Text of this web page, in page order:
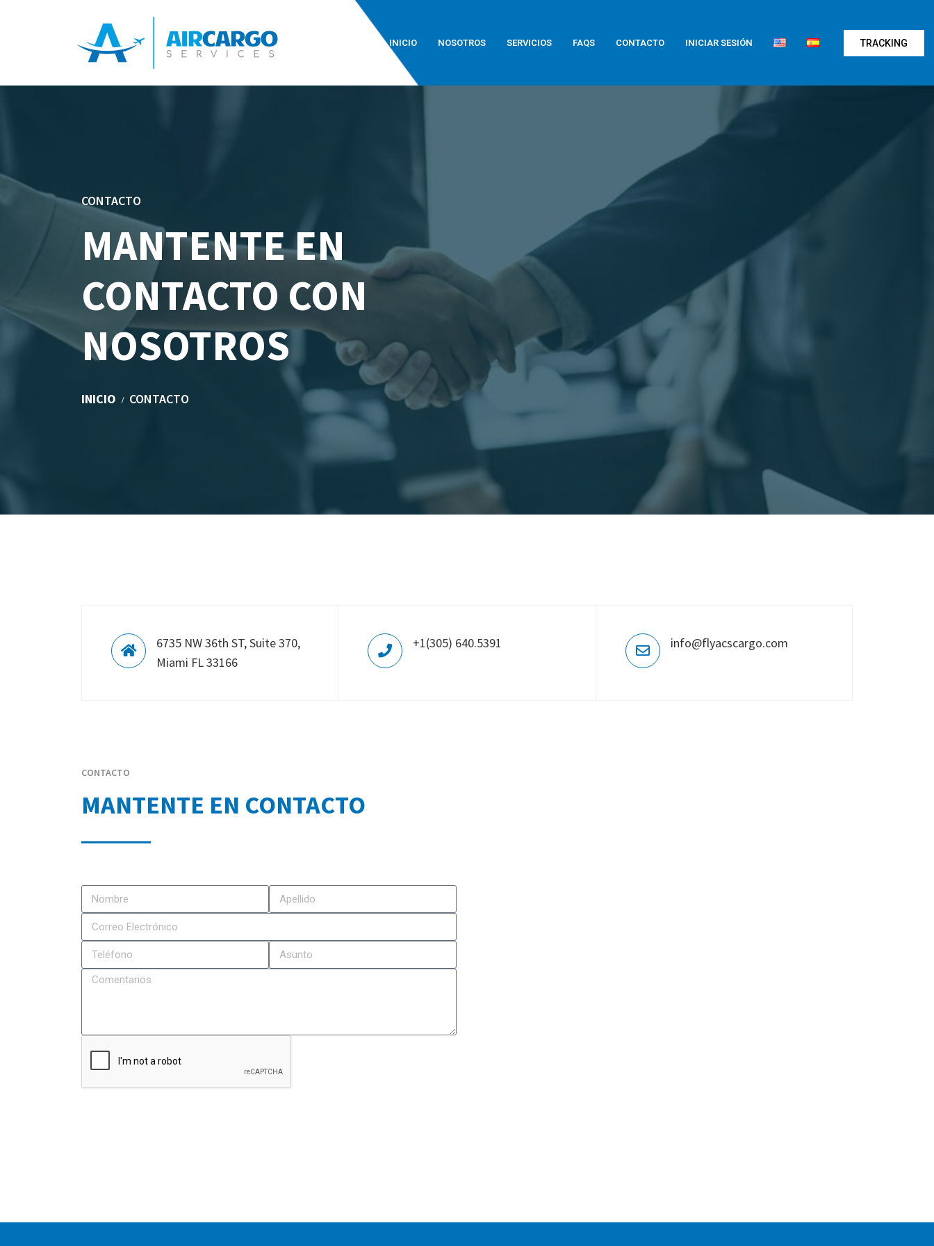
INICIO NOSOTROS SERVICIOS FAQS CONTACTO INICIAR SESIÓN TRACKING
CONTACTO
MANTENTE EN
CONTACTO CON
NOSOTROS
INICIO CONTACTO
6735 NW 36th ST, Suite 370,
Miami FL 33166
+1(305) 640.5391 info@flyacscargo.com
CONTACTO
MANTENTE EN CONTACTO